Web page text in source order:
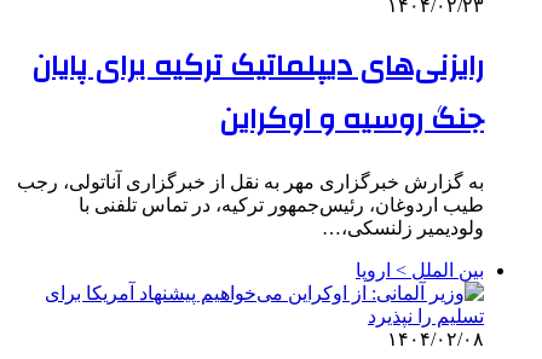
۱۴۰۴/۰۲/۲۳
رایزنی‌های دیپلماتیک ترکیه برای پایان
جنگ روسیه و اوکراین
به گزارش خبرگزاری مهر به نقل از خبرگزاری آناتولی، رجب
طیب اردوغان، رئیس‌جمهور ترکیه، در تماس تلفنی با
ولودیمیر زلنسکی،…
بین الملل > اروپا
۱۴۰۴/۰۲/۰۸